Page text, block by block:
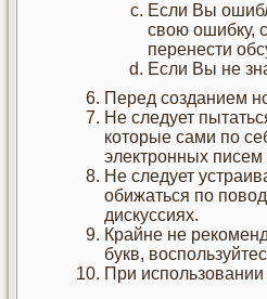
Если Вы
свою ошибку,
перенести
Если Вы не
Перед созданием
Не следует
которые сами по
электронных
Не следует
обижаться по
дискуссиях.
Крайне не
букв,
При